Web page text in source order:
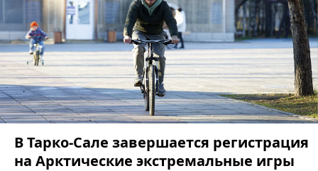
В Тарко-Сале завершается регистрация
на Арктические экстремальные игры